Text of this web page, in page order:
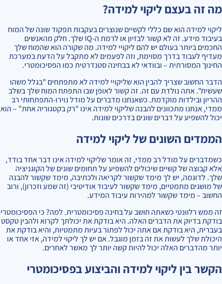
מה זה בעצם ליקוי למידה?
ליקוי למידה הוא שם כללי לקשיים שנוצרים בעקבות תפקוד שונה של המוח
בעיבוד מידע. זה לא קשור לבזיון או לרמת ה-IQ שלך. חלק מהאנשים
החכמים ביותר בעולם יש להם ליקויי למידה. מה שקורה הוא שהמוח שלך
מעדיף לעבוד בדרך מסוימת, וזה לפעמים לא מתקבל על הדעת במערכת
החינוך המסורתית – ובוודאי לא בבחינה סטנדרטית כמו הפסיכומטרי.
הדבר החשוב שצריך להבין הוא שליקויי למידה לא מתפתחים "בגלל משהו
שעשית". אתה נולדת עם זה. זה קשור לאופן שבו התפתח המוח שלך בשלב
ההריון ובילדות מוקדמת. כשאנחנו מדברים על מודל נוירו-התפתחותי רב
ממדי, אנחנו מתכוונים להבנה שליקוי למידה אינו "רק בקטגוריה אחת" – הוא
יכול להשפיע על דברים שונים בדרכים שונות.
הממדים השונים של ליקוי למידה
כשמדברים על מודל רב ממדי, זה אומר שליקוי למידה אינו דבר אחד בודד,
אלא קבוצה של קשיים שיכולים להשפיע על תחומים שונים של הקוגניציה
שלך. לדוגמה, יש לך מימד שקשור לקריאה ולכתיבה, מימד שקשור להבנה
של מושגים מתמטיים, מימד שקשור לעיבוד אודיטיבי (זה שמע וזכרון), ורוב
החשוב – מימד שקשור למהירות עיבוד המידע.
זה ממש רלוונטי כשאתה חושב על בחינה פסיכומטרית. למה? כי הפסיכומטרי
בודקת בדיוק את הדברים האלה. היא בודקת את יכולתך לקרוא ולהבין טקסט
בעברית, היא בודקת אם אתה יכול לפתור בעיות מתמטיות, והיא בודקת את
היכולת שלך לעשות את זה בזמן מוגבל. אם יש לך ליקוי למידה, אזי אחד או
יותר מהדברים האלה יכול להיות קשה יותר לך מאשר לאחרים.
הקשר בין ליקוי למידה והביצוע בפסיכומטרי